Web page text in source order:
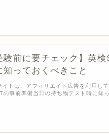
験前に要チェック】英
知っておくべきこと
トは、アフィリエイト広告を利用し
の事前準備当日の持ち物テスト時に知